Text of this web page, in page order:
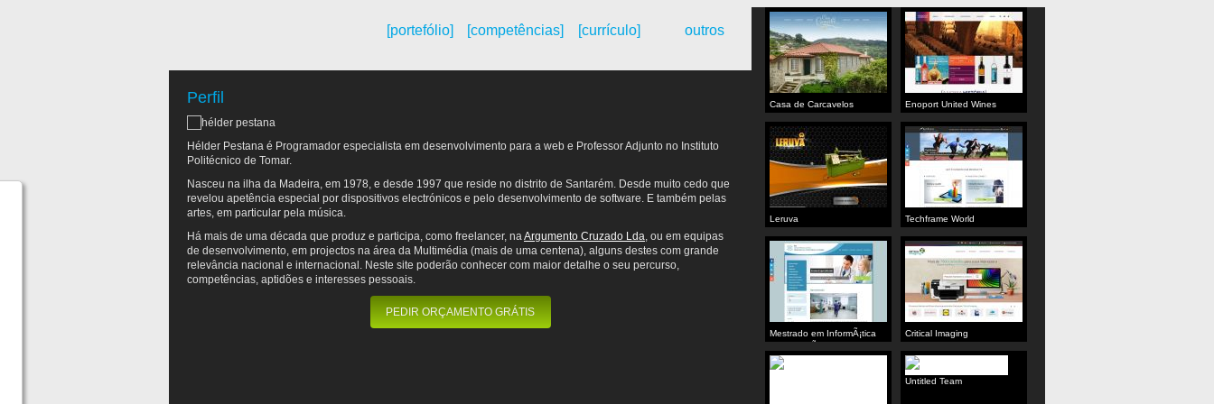
[portefólio] [competências] [currículo]
outros
Casa de Carcavelos Enoport United Wines
Leruva Techframe World
Mestrado em InformÃ¡tica
Critical Imaging
Untitled Team
Perfil
Hélder Pestana é Programador especialista em desenvolvimento para a web e Professor Adjunto no Instituto
Politécnico de Tomar.
Nasceu na ilha da Madeira, em 1978, e desde 1997 que reside no distrito de Santarém. Desde muito cedo que
revelou apetência especial por dispositivos electrónicos e pelo desenvolvimento de software. E também pelas
artes, em particular pela música.
Há mais de uma década que produz e participa, como freelancer, naArgumento Cruzado Lda, ou em equipas
de desenvolvimento, em projectos na área da Multimédia (mais de uma centena), alguns destes com grande
relevância nacional e internacional. Neste site poderão conhecer com maior detalhe o seu percurso,
competências, aptidões e interesses pessoais.
PEDIR ORÇAMENTO GRÁTIS